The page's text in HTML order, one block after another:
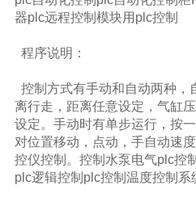
器plc远程控制模块用plc控制
程序说明：
控制方式有手动和自动两种，
离行走，距离任意设定，气缸
设定。手动时有单步运行，按
对位置移动，点动，手自动速
控仪控制。控制水泵电气plc控
plc逻辑控制plc控制温度控制系